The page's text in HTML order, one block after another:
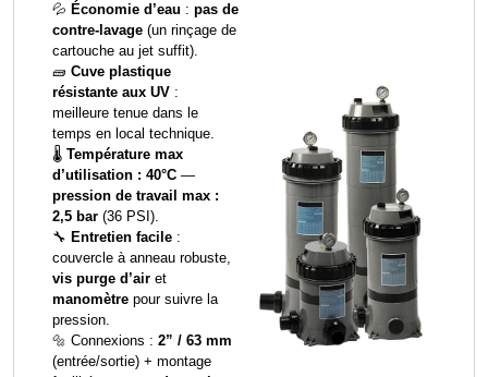
💦 Économie d’eau : pas de
contre-lavage (un rinçage de
cartouche au jet suffit).
🧱 Cuve plastique
résistante aux UV :
meilleure tenue dans le
temps en local technique.
🌡️ Température max
d’utilisation : 40°C —
pression de travail max :
2,5 bar (36 PSI).
🔧 Entretien facile :
couvercle à anneau robuste,
vis purge d’air et
manomètre pour suivre la
pression.
🔩 Connexions : 2” / 63 mm
(entrée/sortie) + montage